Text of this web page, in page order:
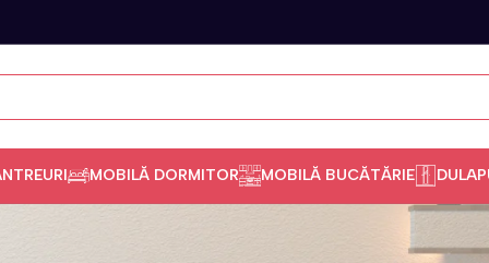
MOBILĂ DORMITOR MOBILĂ BUCĂTĂRIE